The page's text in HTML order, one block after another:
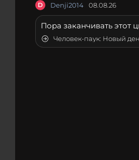
D Denji2014 08.08.26
Пора заканчивать этот
Человек-паук: Новый